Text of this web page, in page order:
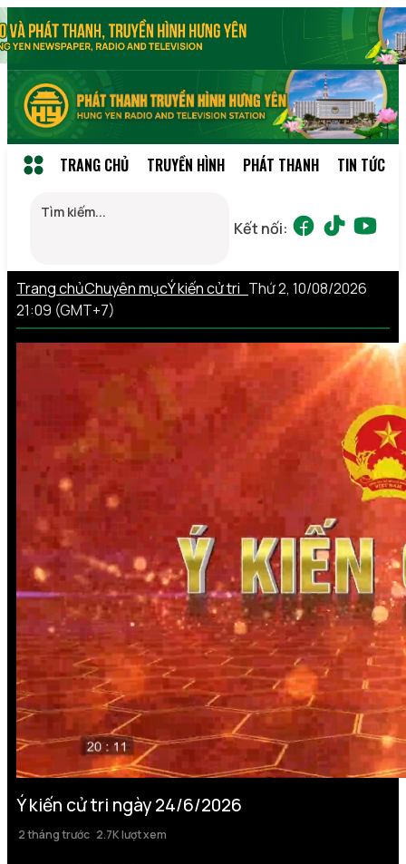
TRANG CHỦ TRUYỀN HÌNH PHÁT THANH TIN TỨC
Kết nối:
Trang chủChuyên mụcÝ kiến cử tri Thứ 2, 10/08/2026
21:09 (GMT+7)
Ý kiến cử tri ngày 24/6/2026
2 tháng trước 2.7K lượt xem